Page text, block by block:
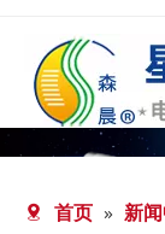
首页 » 新